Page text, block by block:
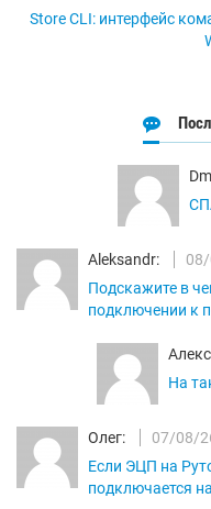
Store CLI: интерфейс
Aleksandr:
Подскажите в
подключении к
На
Олег:
07/08/
Если ЭЦП на
подключается